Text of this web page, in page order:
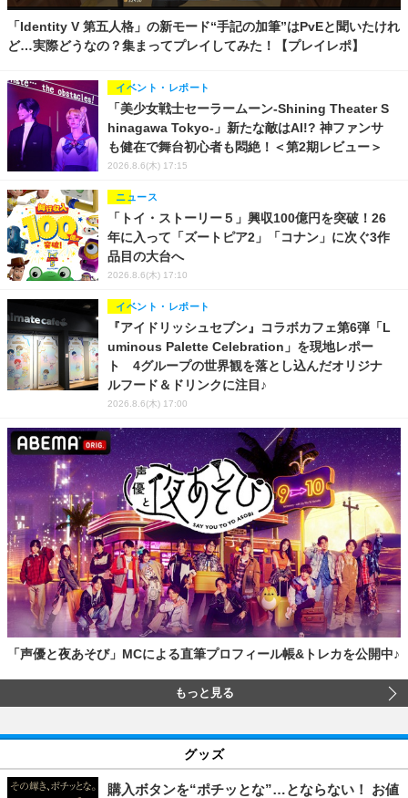
「Identity V 第五人格」の新モード“手記の加筆”はPvEと聞いたけれ
ど…実際どうなの？集まってプレイしてみた！【プレイレポ】
「美少女戦士セーラームーン-Shining Theater S
hinagawa Tokyo-」新たな敵はAI!? 神ファンサ
も健在で舞台初心者も悶絶！＜第2期レビュー＞
イベント・レポート
2026.8.6(木) 17:15
「トイ・ストーリー５」興収100億円を突破！26
年に入って「ズートピア2」「コナン」に次ぐ3作
品目の大台へ
ニュース
2026.8.6(木) 17:10
『アイドリッシュセブン』コラボカフェ第6弾「L
uminous Palette Celebration」を現地レポー
ト 4グループの世界観を落とし込んだオリジナ
ルフード＆ドリンクに注目♪
イベント・レポート
2026.8.6(木) 17:00
「声優と夜あそび」MCによる直筆プロフィール帳&トレカを公開中♪
もっと見る
グッズ
購入ボタンを“ポチッとな”…とならない！ お値